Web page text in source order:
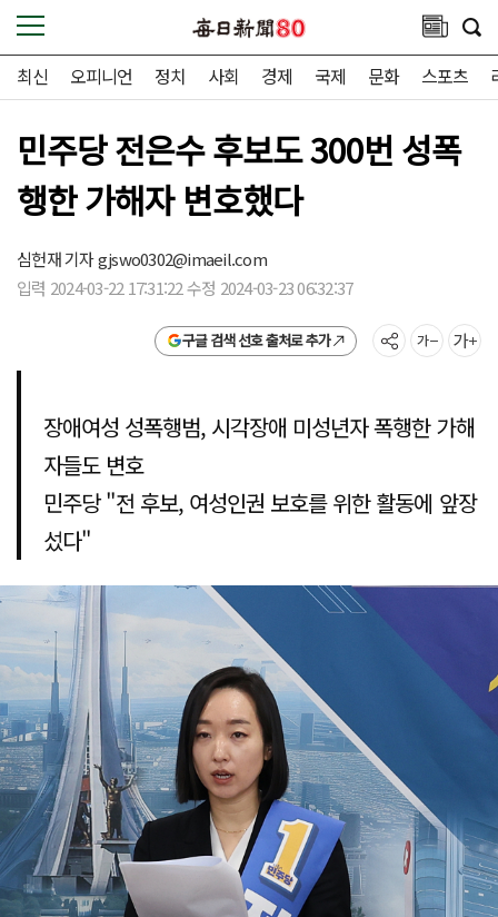
최신 오피니언 정치 사회 경제 국제 문화 스포츠
민주당 전은수 후보도 300번 성폭
행한 가해자 변호했다
심헌재 기자gjswo0302@imaeil.com
입력 2024-03-22 17:31:22 수정 2024-03-23 06:32:37
구글 검색 선호 출처로 추가
장애여성 성폭행범, 시각장애 미성년자 폭행한 가해
자들도 변호
민주당 "전 후보, 여성인권 보호를 위한 활동에 앞장
섰다"